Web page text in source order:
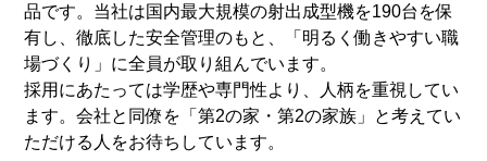
品です。当社は国内最大規模の射出成型機を190台を保
有し、徹底した安全管理のもと、「明るく働きやすい職
場づくり」に全員が取り組んでいます。
採用にあたっては学歴や専門性より、人柄を重視してい
ます。会社と同僚を「第2の家・第2の家族」と考えてい
ただける人をお待ちしています。